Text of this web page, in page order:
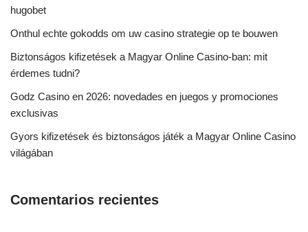
hugobet
Onthul echte gokodds om uw casino strategie op te bouwen
Biztonságos kifizetések a Magyar Online Casino-ban: mit
érdemes tudni?
Godz Casino en 2026: novedades en juegos y promociones
exclusivas
Gyors kifizetések és biztonságos játék a Magyar Online Casino
világában
Comentarios recientes